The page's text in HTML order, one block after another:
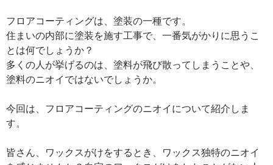
フロアコーティングは、塗装の一種です。
住まいの内部に塗装を施す工事で、一番気がかりに思うこ
とは何でしょうか？
多くの人が挙げるのは、塗料が飛び散ってしまうことや、
塗料のニオイではないでしょうか。
今回は、フロアコーティングのニオイについて紹介しま
す。
皆さん、ワックスがけをするとき、ワックス独特のニオイ